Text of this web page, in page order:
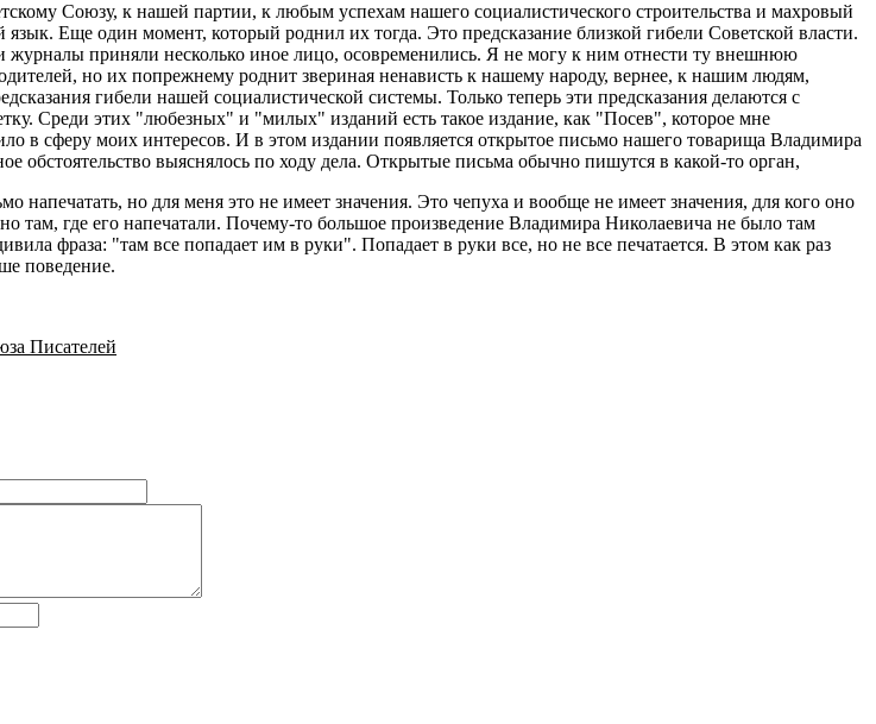
Союзу, к нашей партии, к любым успехам нашего социалистического строительства и махровый
Еще один момент, который роднил их тогда. Это предсказание близкой гибели Советской власти.
журналы приняли несколько иное лицо, осовременились. Я не могу к ним отнести ту внешнюю
но их попрежнему роднит звериная ненависть к нашему народу, вернее, к нашим людям,
гибели нашей социалистической системы. Только теперь эти предсказания делаются с
Среди этих "любезных" и "милых" изданий есть такое издание, как "Посев", которое мне
в сферу моих интересов. И в этом издании появляется открытое письмо нашего товарища Владимира
выяснялось по ходу дела. Открытые письма обычно пишутся в какой-то орган,
напечатать, но для меня это не имеет значения. Это чепуха и вообще не имеет значения, для кого оно
там, где его напечатали. Почему-то большое произведение Владимира Николаевича не было там
фраза: "там все попадает им в руки". Попадает в руки все, но не все печатается. В этом как раз
поведение.
Писателей